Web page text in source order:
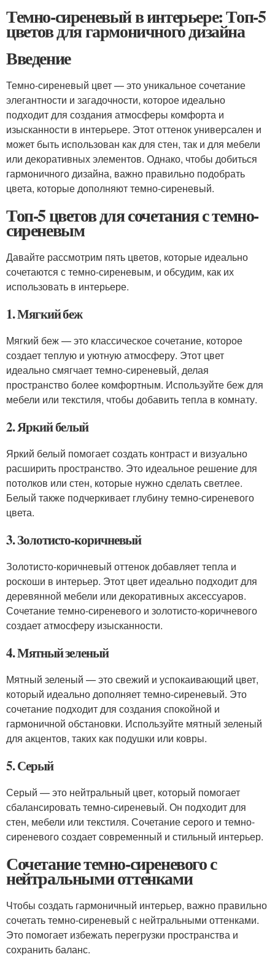
Темно-сиреневый в интерьере: Топ-5
цветов для гармоничного дизайна
Введение
Темно-сиреневый цвет — это уникальное сочетание
элегантности и загадочности, которое идеально
подходит для создания атмосферы комфорта и
изысканности в интерьере. Этот оттенок универсален и
может быть использован как для стен, так и для мебели
или декоративных элементов. Однако, чтобы добиться
гармоничного дизайна, важно правильно подобрать
цвета, которые дополняют темно-сиреневый.
Топ-5 цветов для сочетания с темно-
сиреневым
Давайте рассмотрим пять цветов, которые идеально
сочетаются с темно-сиреневым, и обсудим, как их
использовать в интерьере.
1. Мягкий беж
Мягкий беж — это классическое сочетание, которое
создает теплую и уютную атмосферу. Этот цвет
идеально смягчает темно-сиреневый, делая
пространство более комфортным. Используйте беж для
мебели или текстиля, чтобы добавить тепла в комнату.
2. Яркий белый
Яркий белый помогает создать контраст и визуально
расширить пространство. Это идеальное решение для
потолков или стен, которые нужно сделать светлее.
Белый также подчеркивает глубину темно-сиреневого
цвета.
3. Золотисто-коричневый
Золотисто-коричневый оттенок добавляет тепла и
роскоши в интерьер. Этот цвет идеально подходит для
деревянной мебели или декоративных аксессуаров.
Сочетание темно-сиреневого и золотисто-коричневого
создает атмосферу изысканности.
4. Мятный зеленый
Мятный зеленый — это свежий и успокаивающий цвет,
который идеально дополняет темно-сиреневый. Это
сочетание подходит для создания спокойной и
гармоничной обстановки. Используйте мятный зеленый
для акцентов, таких как подушки или ковры.
5. Серый
Серый — это нейтральный цвет, который помогает
сбалансировать темно-сиреневый. Он подходит для
стен, мебели или текстиля. Сочетание серого и темно-
сиреневого создает современный и стильный интерьер.
Сочетание темно-сиреневого с
нейтральными оттенками
Чтобы создать гармоничный интерьер, важно правильно
сочетать темно-сиреневый с нейтральными оттенками.
Это помогает избежать перегрузки пространства и
сохранить баланс.